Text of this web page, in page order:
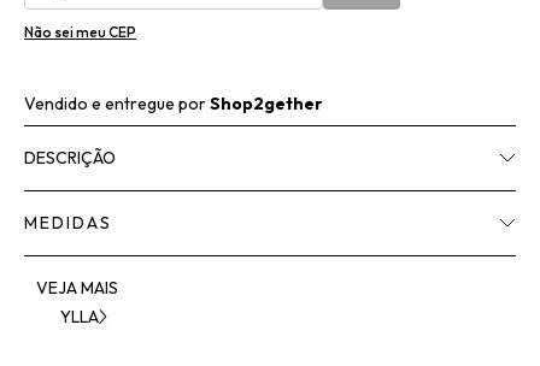
Não sei meu CEP
Vendido e entregue porShop2gether
DESCRIÇÃO
MEDIDAS
VEJA MAIS
YLLA